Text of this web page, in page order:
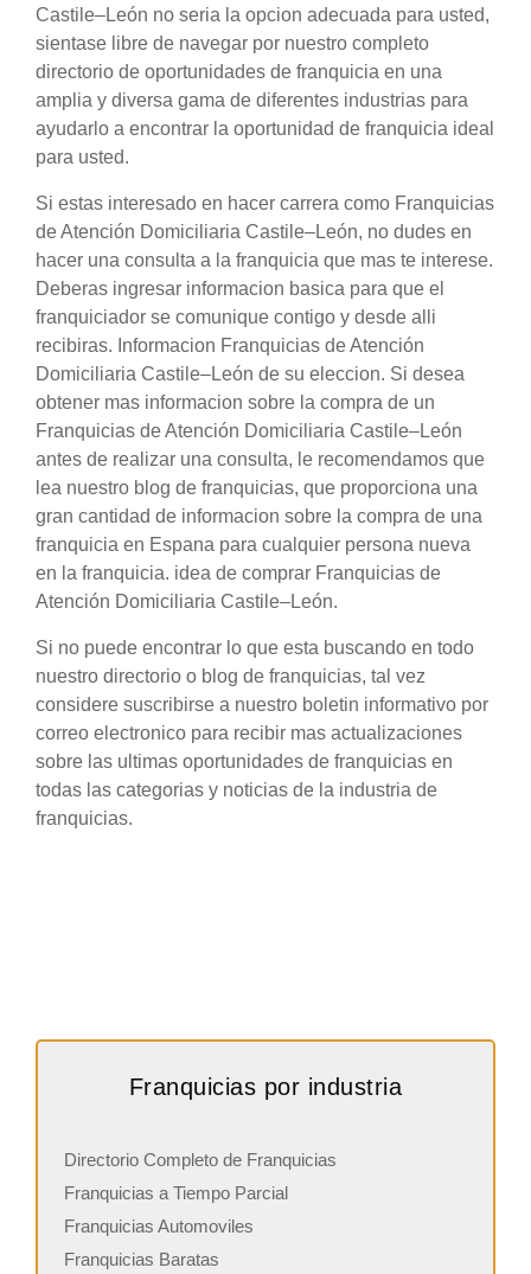
Castile–León no seria la opcion adecuada para usted,
sientase libre de navegar por nuestro completo
directorio de oportunidades de franquicia en una
amplia y diversa gama de diferentes industrias para
ayudarlo a encontrar la oportunidad de franquicia ideal
para usted.
Si estas interesado en hacer carrera como Franquicias
de Atención Domiciliaria Castile–León, no dudes en
hacer una consulta a la franquicia que mas te interese.
Deberas ingresar informacion basica para que el
franquiciador se comunique contigo y desde alli
recibiras. Informacion Franquicias de Atención
Domiciliaria Castile–León de su eleccion. Si desea
obtener mas informacion sobre la compra de un
Franquicias de Atención Domiciliaria Castile–León
antes de realizar una consulta, le recomendamos que
lea nuestro blog de franquicias, que proporciona una
gran cantidad de informacion sobre la compra de una
franquicia en Espana para cualquier persona nueva
en la franquicia. idea de comprar Franquicias de
Atención Domiciliaria Castile–León.
Si no puede encontrar lo que esta buscando en todo
nuestro directorio o blog de franquicias, tal vez
considere suscribirse a nuestro boletin informativo por
correo electronico para recibir mas actualizaciones
sobre las ultimas oportunidades de franquicias en
todas las categorias y noticias de la industria de
franquicias.
Franquicias por industria
Directorio Completo de Franquicias
Franquicias a Tiempo Parcial
Franquicias Automoviles
Franquicias Baratas